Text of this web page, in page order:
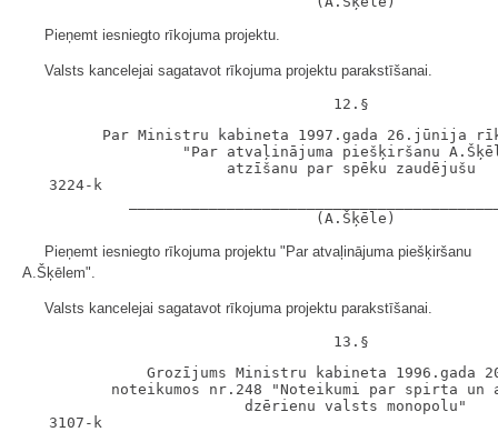
Pieņemt iesniegto rīkojuma projektu.
Valsts kancelejai sagatavot rīkojuma projektu parakstīšanai.
Par Ministru kabineta 1997.gada 26.jūnija
"Par atvaļinājuma piešķiršanu
atzīšanu par spēku zaudējušu
3224-k
Pieņemt iesniegto rīkojuma projektu "Par atvaļinājuma piešķiršanu
A.Šķēlem".
Valsts kancelejai sagatavot rīkojuma projektu parakstīšanai.
Grozījums Ministru kabineta 1996.gada
noteikumos nr.248 "Noteikumi par spirta un
dzērienu valsts monopolu"
3107-k